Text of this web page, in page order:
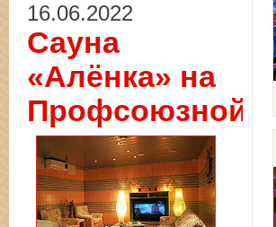
16.06.2022
Сауна
«Алёнка» на
Профсоюзной